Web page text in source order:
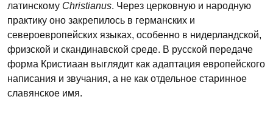
латинскому Christianus. Через церковную и народную
практику оно закрепилось в германских и
североевропейских языках, особенно в нидерландской,
фризской и скандинавской среде. В русской передаче
форма Кристиаан выглядит как адаптация европейского
написания и звучания, а не как отдельное старинное
славянское имя.